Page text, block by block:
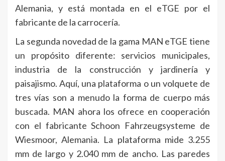
Alemania, y está montada en el eTGE por el
fabricante de la carrocería.
La segunda novedad de la gama MAN eTGE tiene
un propósito diferente: servicios municipales,
industria de la construcción y jardinería y
paisajismo. Aquí, una plataforma o un volquete de
tres vías son a menudo la forma de cuerpo más
buscada. MAN ahora los ofrece en cooperación
con el fabricante Schoon Fahrzeugsysteme de
Wiesmoor, Alemania. La plataforma mide 3.255
mm de largo y 2.040 mm de ancho. Las paredes